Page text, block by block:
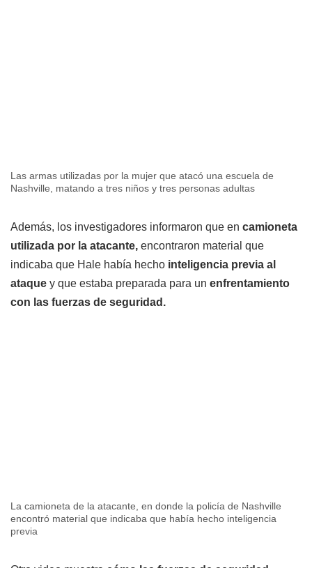
Las armas utilizadas por la mujer que atacó una escuela de
Nashville, matando a tres niños y tres personas adultas
Además, los investigadores informaron que en camioneta
utilizada por la atacante, encontraron material que
indicaba que Hale había hecho inteligencia previa al
ataque y que estaba preparada para un enfrentamiento
con las fuerzas de seguridad.
La camioneta de la atacante, en donde la policía de Nashville
encontró material que indicaba que había hecho inteligencia
previa